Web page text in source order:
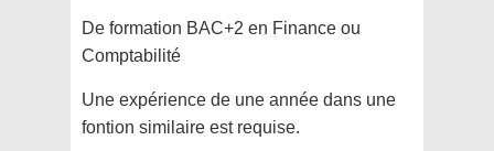
De formation BAC+2 en Finance ou
Comptabilité
Une expérience de une année dans une
fontion similaire est requise.